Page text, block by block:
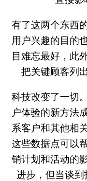
有了这两个东西
用户兴趣的目的
目难忘最好，此
把关键顾客列
科技改变了一切
户体验的新方法
系客户和其他相
这些数据点可以
销计划和活动的
进步，但当谈